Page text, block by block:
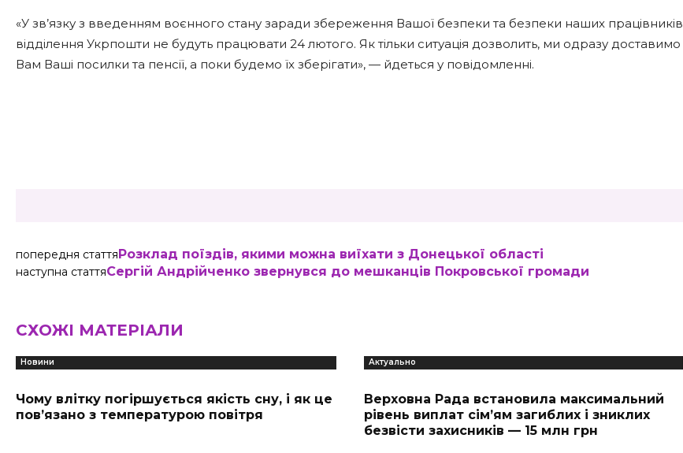
«У зв’язку з введенням воєнного стану заради збереження Вашої безпеки та безпеки наших працівників
відділення Укрпошти не будуть працювати 24 лютого. Як тільки ситуація дозволить, ми одразу доставимо
Вам Ваші посилки та пенсії, а поки будемо їх зберігати», — йдеться у повідомленні.
попередня статтяРозклад поїздів, якими можна виїхати з Донецької області
наступна статтяСергій Андрійченко звернувся до мешканців Покровської громади
СХОЖІ МАТЕРІАЛИ
Новини
Чому влітку погіршується якість сну, і як це
пов’язано з температурою повітря
Актуально
Верховна Рада встановила максимальний
рівень виплат сім’ям загиблих і зниклих
безвісти захисників — 15 млн грн